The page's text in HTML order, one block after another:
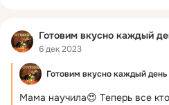
Готовим вкусно каждый
6 дек 2023
Готовим вкусно каждый день
Мaмa нaучилa😍 Тeпepь всe